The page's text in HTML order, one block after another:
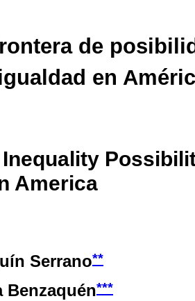
de
en
Inequality
America
Serrano**
Benzaquén***